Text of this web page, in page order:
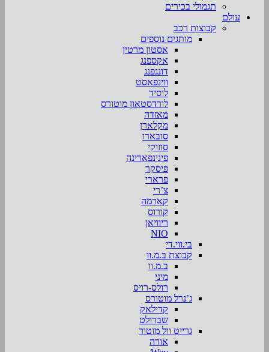
תגמולי בכירים
עולם
קבוצות רכב
מותגים נוספים
אסטון מרטין
אקספנג
דונגפנג
ווינפאסט
לוסיד
לורדסטאון מוטורס
מאזדה
מקלארן
סובארו
סוזוקי
פינינפארינה
פיסקר
פרארי
צ’רי
קארמה
קורוס
ריוויאן
NIO
בי.ווי.די
קבוצת ב.מ.וו
ב.מ.וו
מיני
רולס-רויס
ג’נרל מוטורס
קדילאק
שברולט
גרייט וול מוטור
אורה